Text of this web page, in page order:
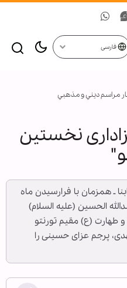
فارسی
مراسم ديني و مذهبي
نخستین
ـ همزمان با فرارسیدن ماه
الحسین (علیه السلام)
(ع) مقیم تورنتو
پرجم عزای حسینی را